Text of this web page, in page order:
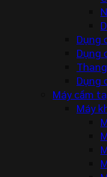
Dụng
Dụng
Thang
Dụng
Máy cầm
Máy